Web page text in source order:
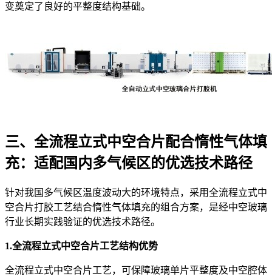
变奠定了良好的平整度结构基础。
三、全流程立式中空合片配合惰性气体填
充：适配国内多气候区的优选技术路径
针对我国多气候区温度波动大的环境特点，采用全流程立式中
空合片打胶工艺结合惰性气体填充的组合方案，是经中空玻璃
行业长期实践验证的优选技术路径。
1.全流程立式中空合片工艺结构优势
全流程立式中空合片工艺，可保障玻璃单片平整度及中空腔体